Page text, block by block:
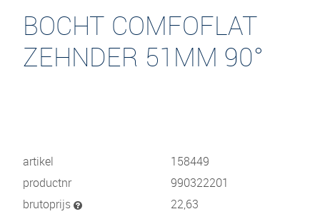
BOCHT COMFOFLAT
ZEHNDER 51MM 90°
artikel
158449
productnr
990322201
brutoprijs
22,63